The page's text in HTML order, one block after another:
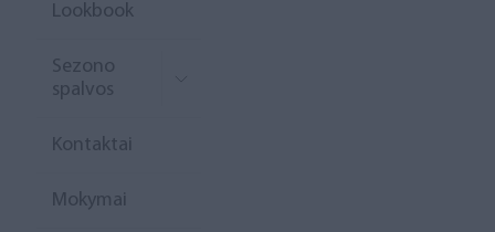
Lookbook
Sezono
spalvos
Kontaktai
Mokymai